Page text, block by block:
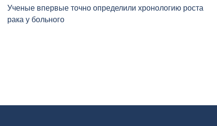
Ученые впервые точно определили хронологию роста
рака у больного